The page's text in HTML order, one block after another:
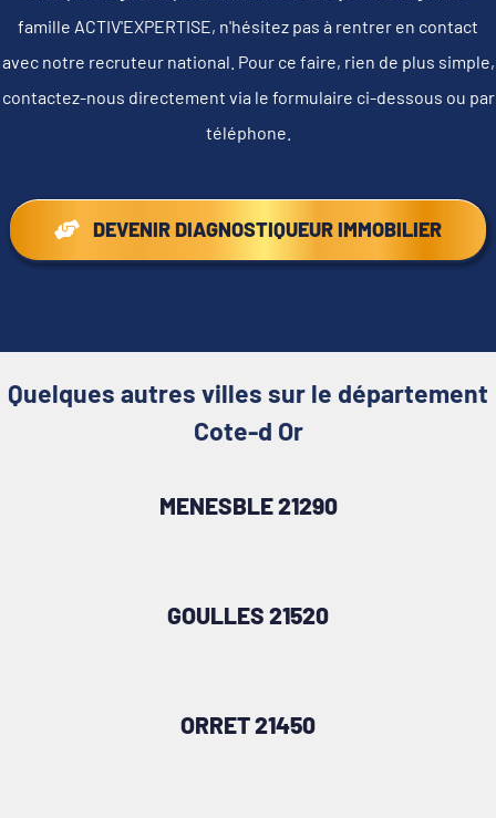
famille ACTIV'EXPERTISE, n'hésitez pas à rentrer en contact
avec notre recruteur national. Pour ce faire, rien de plus simple,
contactez-nous directement via le formulaire ci-dessous ou par
téléphone.
DEVENIR DIAGNOSTIQUEUR IMMOBILIER
Quelques autres villes sur le département
Cote-d Or
MENESBLE 21290
GOULLES 21520
ORRET 21450